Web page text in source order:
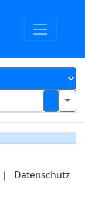
| Datenschutz